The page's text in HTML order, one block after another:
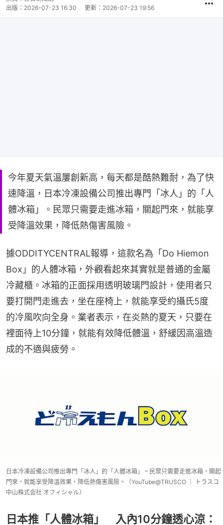
出版： 2026-07-23 16:30 更新： 2026-07-23 19:56
今年夏天氣溫屢創新高，每天都是酷熱難耐，為了快
速降溫，日本冷凍設備公司推出專門「冰人」的「人
體冰箱」。民眾只需要走進冰箱，關起門來，就能享
受降溫效果，降低熱傷害風險。
據ODDITYCENTRAL報導，這款名為「Do Hiemon
Box」的人體冰箱，外觀看起來其實就是普通的金屬
冷藏櫃。冰箱的正面採用透明玻璃門設計，使用者只
要打開門走進去，坐在座椅上，就能享受約攝氏5度
的冷風吹向全身。業者表示，在炎熱的夏天，只要在
裡面待上10分鐘，就能有效降低體溫，舒緩因高溫造
成的不適與疲勞。
日本冷凍設備公司推出專門「冰人」的「人體冰箱」。民眾只需要走進冰箱，關起
門來，就能享受降溫效果，降低熱傷害風險。（YouTube@TRUSCO ｜ トラスコ
中山株式会社 オフィシャル）
日本推「人體冰箱」 入內10分鐘透心涼：